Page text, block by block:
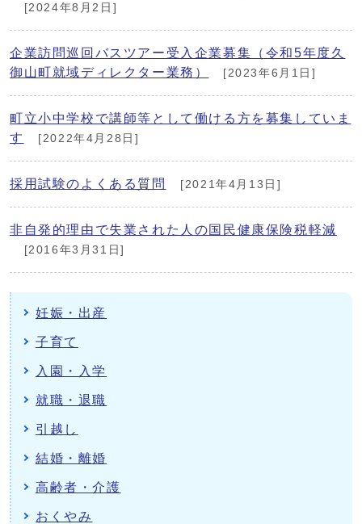
[2024年8月2日]
企業訪問巡回バスツアー受入企業募集（令和5年度久
御山町就域ディレクター業務）
[2023年6月1日]
町立小中学校で講師等として働ける方を募集していま
す
[2022年4月28日]
採用試験のよくある質問 [2021年4月13日]
非自発的理由で失業された人の国民健康保険税軽減
[2016年3月31日]
妊娠・出産
子育て
入園・入学
就職・退職
引越し
結婚・離婚
高齢者・介護
おくやみ